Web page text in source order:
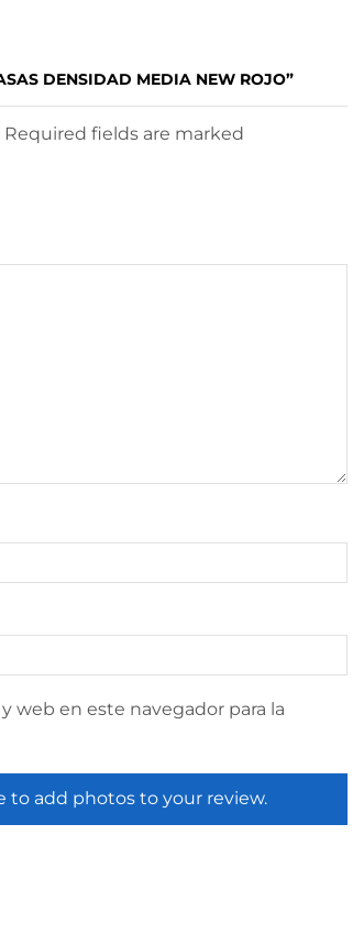
DENSIDAD MEDIA NEW ROJO”
fields are marked
web en este navegador para la
to add photos to your review.